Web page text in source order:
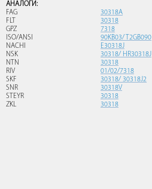
АНАЛОГИ:
FAG
30318A
FLT
30318
GPZ
7318
ISO/ANSI
90KB03/ T2GB090
NACHI
E30318J
NSK
30318/ HR30318J
NTN
30318
RIV
01/02/7318
SKF
30318/ 30318J2
SNR
30318V
STEYR
30318
ZKL
30318